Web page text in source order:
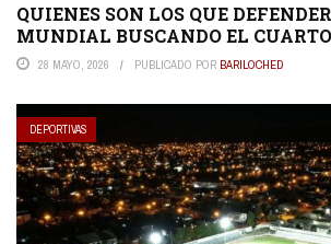
QUIENES SON LOS QUE
MUNDIAL BUSCANDO EL CUARTO
28 MAYO, 2026 PUBLICADO POR BARILOCHED
DEPORTIVAS